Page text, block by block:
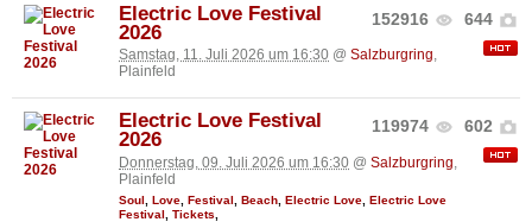
152916 644
Electric Love Festival
2026
Samstag, 11. Juli 2026 um 16:30 @ Salzburgring,
Plainfeld
119974 602
Electric Love Festival
2026
Donnerstag, 09. Juli 2026 um 16:30 @ Salzburgring
Plainfeld
Soul Love Festival Beach Electric Love Electric Love
Festival
Tickets